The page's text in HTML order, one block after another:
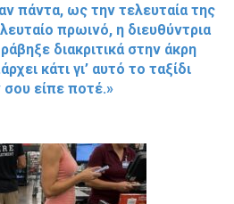
πάντα, ως την τελευταία της
πρωινό, η διευθύντρια
διακριτικά στην άκρη
κάτι γι’ αυτό το ταξίδι
είπε ποτέ.»